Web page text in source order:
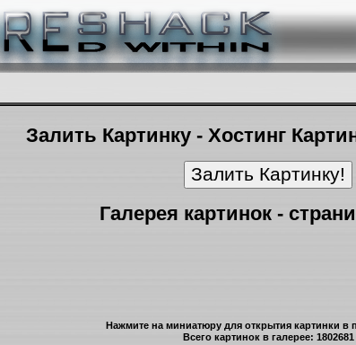
Залить Картинку - Хостинг
Галерея картинок -
Нажмите на миниатюру для открытия картинки в
Всего картинок в галерее: 1802681